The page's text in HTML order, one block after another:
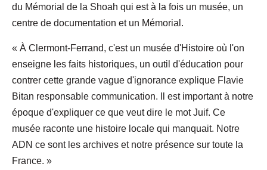
du Mémorial de la Shoah qui est à la fois un musée, un
centre de documentation et un Mémorial.
« À Clermont-Ferrand, c'est un musée d'Histoire où l'on
enseigne les faits historiques, un outil d'éducation pour
contrer cette grande vague d'ignorance explique Flavie
Bitan responsable communication. Il est important à notre
époque d'expliquer ce que veut dire le mot Juif. Ce
musée raconte une histoire locale qui manquait. Notre
ADN ce sont les archives et notre présence sur toute la
France. »